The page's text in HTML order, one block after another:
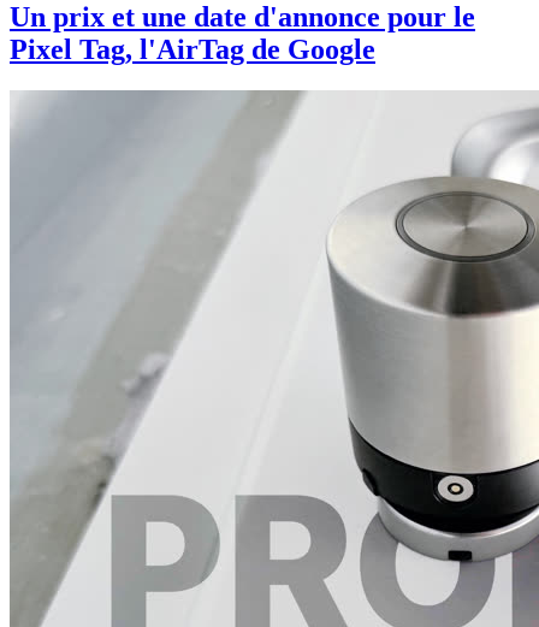
Un prix et une date d'annonce pour le
Pixel Tag, l'AirTag de Google